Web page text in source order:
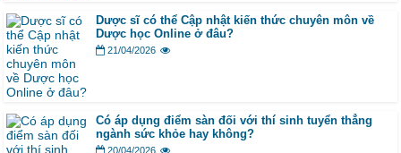
Dược sĩ có thể Cập nhật kiến thức chuyên môn về
Dược học Online ở đâu?
21/04/2026
Có áp dụng điểm sàn đối với thí sinh tuyển thẳng
ngành sức khỏe hay không?
20/04/2026